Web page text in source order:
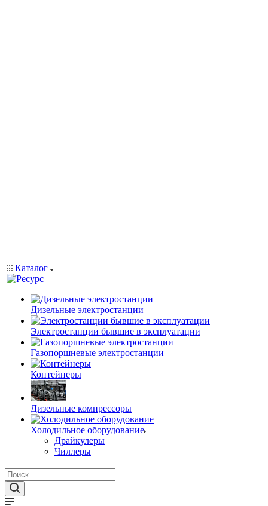
Каталог
Дизельные электростанции
Электростанции бывшие в эксплуатации
Газопоршневые электростанции
Контейнеры
Дизельные компрессоры
Холодильное оборудование
Драйкулеры
Чиллеры